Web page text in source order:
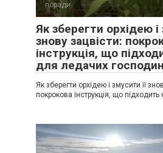
поради
Як зберегти орхідею і
знову зацвісти:
інструкція, що
для ледачих
Як зберегти орхідею і змусити її
покрокова інструкція, що підходить